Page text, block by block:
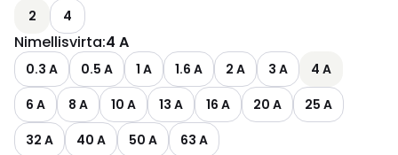
2 4
Nimellisvirta:4 A
0.3 A 0.5 A 1 A 1.6 A 2 A 3 A
4 A
6 A
8 A 10 A 13 A 16 A 20 A
25 A
32 A
40 A 50 A 63 A